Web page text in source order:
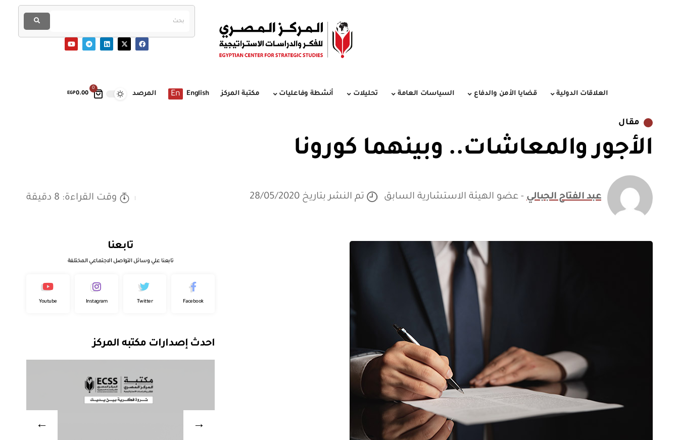
0
EGP0.00 العلاقات الدولية قضايا الأمن والدفاع السياسات العامة تحليلات أنشطة وفاعليات مكتبة المركز English
En المرصد
مقال
الأجور والمعاشات.. وبينهما كورونا
عبد الفتاح الجبالي - عضو الهيئة الاستشارية السابق تم النشر بتاريخ 28/05/2020 وقت القراءة: 8 دقيقة
تابعنا
تابعنا علي وسائل التواصل الاجتماعي المختلفة
Facebook
Twitter
Instagram
Youtube
احدث إصدارات مكتبه المركز